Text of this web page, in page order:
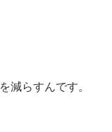
減らすんです。